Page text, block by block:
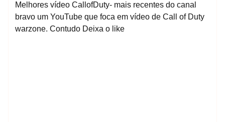
Melhores vídeo CallofDuty- mais recentes do canal
bravo um YouTube que foca em vídeo de Call of Duty
warzone. Contudo Deixa o like